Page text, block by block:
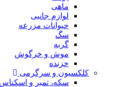
ماهی
لوازم جانبی
حیوانات مزرعه
سگ
گربه
موش و خرگوش
خزنده
کلکسیون و سرگرمی
سکه، تمبر و اسکناس